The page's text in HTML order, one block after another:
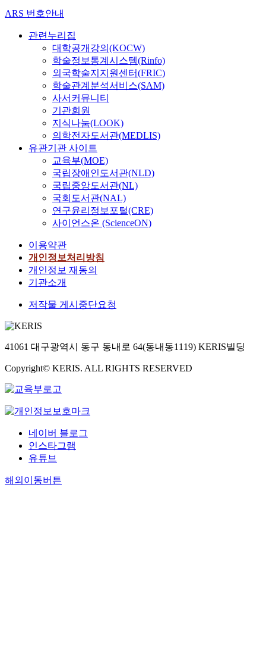
ARS 번호안내
관련누리집
대학공개강의(KOCW)
학술정보통계시스템(Rinfo)
외국학술지지원센터(FRIC)
학술관계분석서비스(SAM)
사서커뮤니티
기관회원
지식나눔(LOOK)
의학전자도서관(MEDLIS)
유관기관 사이트
교육부(MOE)
국립장애인도서관(NLD)
국립중앙도서관(NL)
국회도서관(NAL)
연구윤리정보포털(CRE)
사이언스온 (ScienceON)
이용약관
개인정보처리방침
개인정보 재동의
기관소개
저작물 게시중단요청
41061 대구광역시 동구 동내로 64(동내동1119) KERIS빌딩
Copyright© KERIS. ALL RIGHTS RESERVED
네이버 블로그
인스타그램
유튜브
해외이동버튼